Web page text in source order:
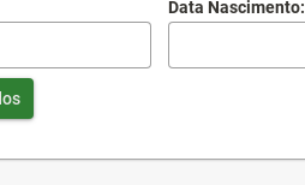
Data Nascimento: